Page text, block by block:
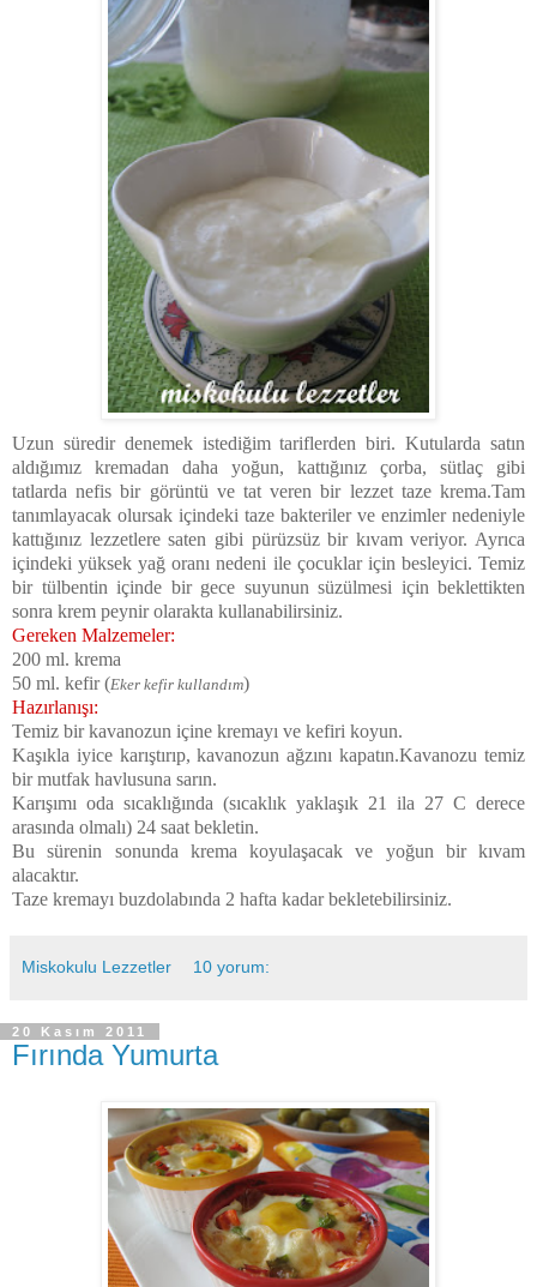
Uzun süredir denemek istediğim tariflerden biri. Kutularda satın
aldığımız kremadan daha yoğun, kattığınız çorba, sütlaç gibi
tatlarda nefis bir görüntü ve tat veren bir lezzet taze krema.Tam
tanımlayacak olursak içindeki taze bakteriler ve enzimler nedeniyle
kattığınız lezzetlere saten gibi pürüzsüz bir kıvam veriyor. Ayrıca
içindeki yüksek yağ oranı nedeni ile çocuklar için besleyici. Temiz
bir tülbentin içinde bir gece suyunun süzülmesi için beklettikten
sonra krem peynir olarakta kullanabilirsiniz.
Gereken Malzemeler:
200 ml. krema
50 ml. kefir (Eker kefir kullandım)
Hazırlanışı:
Temiz bir kavanozun içine kremayı ve kefiri koyun.
Kaşıkla iyice karıştırıp, kavanozun ağzını kapatın.Kavanozu temiz
bir mutfak havlusuna sarın.
Karışımı oda sıcaklığında (sıcaklık yaklaşık 21 ila 27 C derece
arasında olmalı) 24 saat bekletin.
Bu sürenin sonunda krema koyulaşacak ve yoğun bir kıvam
alacaktır.
Taze kremayı buzdolabında 2 hafta kadar bekletebilirsiniz.
Miskokulu Lezzetler 10 yorum:
20 Kasım 2011
Fırında Yumurta